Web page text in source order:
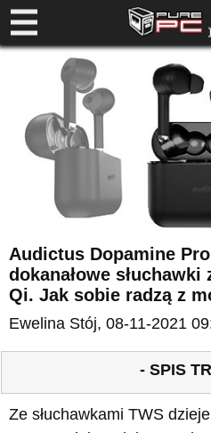
Audictus Dopamine
dokanałowe słuchawki
Qi. Jak sobie radzą z
Ewelina Stój, 08-11-2021
- SPIS
Ze słuchawkami TWS